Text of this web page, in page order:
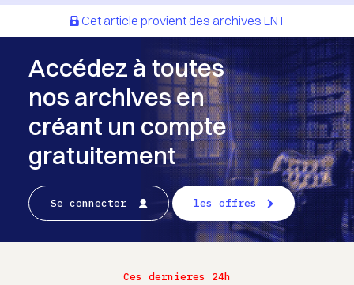
Cet article provient des archives LNT
Accédez à toutes
nos archives en
créant un compte
gratuitement
Se connecter les offres
Ces dernieres 24h